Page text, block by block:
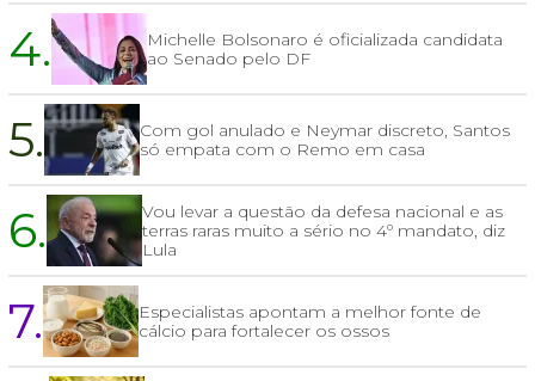
4.
Michelle Bolsonaro é oficializada candidata
ao Senado pelo DF
5.
Com gol anulado e Neymar discreto, Santos
só empata com o Remo em casa
6.
Vou levar a questão da defesa nacional e as
terras raras muito a sério no 4º mandato, diz
Lula
7.
Especialistas apontam a melhor fonte de
cálcio para fortalecer os ossos